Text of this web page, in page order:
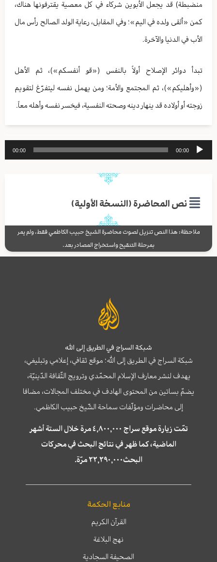
منضبطة) قد يجعل الأبوين شركاء في كل معصية يقترفونها هناك،
كمن «ألقى ولده في اليم»؛ وفي المقابل، رعاية الولد الصالح رأس مال
الأب في الدنيا والآخرة.
تبدأ دوائر الإصلاح أولاً بالنفس («قو أنفسكم»)، ثم الأهل
(«وأهليكم»)، ثم المجتمع والأمة؛ ومن يهمل نفسه ليتفرّغ لتقويم
زوجته أو أولاده قد ينهار دينه وصحته النفسية، فيخسر نفسه وأهله معاً.
مشغل
الصوت
00:00
00:00
نص المحاضرة (النسخة الأولية)
ملاحظة: هذا النص تنزيل لصوت محاضرة الشيخ حبيب الكاظمي فقط، ولم يمر
بمرحلة التنقيح واستخراج المصادر بعد.
شبكة السراج في الطريق إلى الله
شبكة السراج في الطريق إلى الله؛ موقع ثقافي، إعلامي وتبليغي،
يهدف لنشر معارف الإسلام المحمّدي وترويج الثّقافة الدّينيّة،
يضمّ بساتين من المحتوى الهادف في مختلف المجالات، مضافا
إلى محاضرات ومؤلّفات سماحة الشّيخ حبيب الكاظمي.
تمّت زيارة موقع سراج ٤,٨٠٠,٠٠٠ مرة خلال الستة أشهر
الماضية، كما ظهر في نتائج البحث في محركات
البحث٢٢,٢٩٠,٠٠٠ مرّة.
منابع الحكمة
القرآن الكريم
نهج البلاغة
الصحيفة السجادية